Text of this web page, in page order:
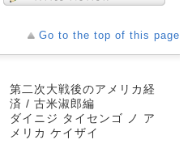
Go to the top of this page
第二次大戦後のアメリカ経
済 / 古米淑郎編
ダイニジ タイセンゴ ノ ア
メリカ ケイザイ